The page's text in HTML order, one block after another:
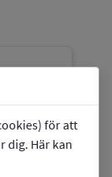
för att
dig. Här kan